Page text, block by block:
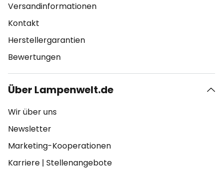
Versandinformationen
Kontakt
Herstellergarantien
Bewertungen
Über Lampenwelt.de
Wir über uns
Newsletter
Marketing-Kooperationen
Karriere | Stellenangebote